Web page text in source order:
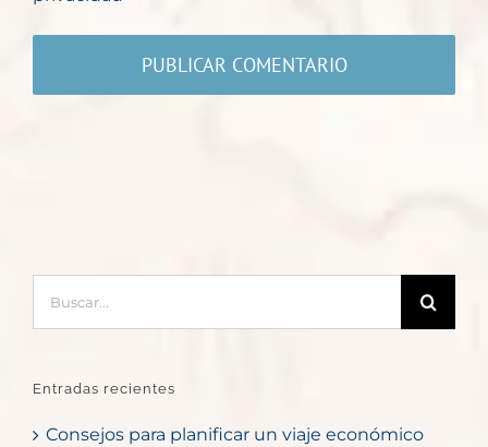
Entradas recientes
Consejos para planificar un viaje económico